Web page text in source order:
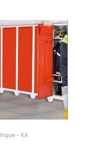
- KA